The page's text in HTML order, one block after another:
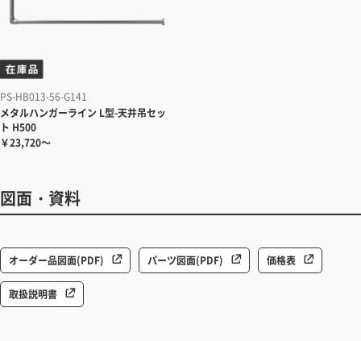
PS-HB013-56-G141
メタルハンガーライン L型-天井吊セッ
ト H500
￥23,720～
図面・資料
オーダー品図面(PDF) パーツ図面(PDF) 価格表
取扱説明書